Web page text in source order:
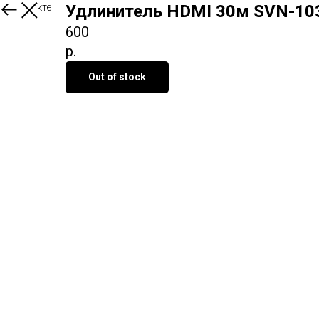
О продукте Удлинитель HDMI 30м SVN-
600
р.
Out of stock